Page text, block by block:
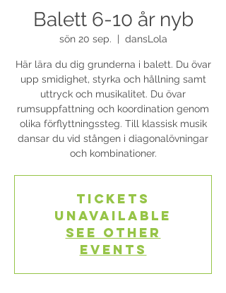
Balett 6-10 år nyb
sön 20 sep. dansLola
Här lära du dig grunderna i balett. Du övar
upp smidighet, styrka och hållning samt
uttryck och musikalitet. Du övar
rumsuppfattning och koordination genom
olika förflyttningssteg. Till klassisk musik
dansar du vid stången i diagonalövningar
och kombinationer.
Tickets
Unavailable
See other
events